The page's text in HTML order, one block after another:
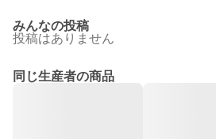
みんなの投稿
投稿はありません
同じ生産者の商品